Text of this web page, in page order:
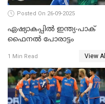
Posted On 26-09-2025
ഏഷ്യാകപ്പില്‍ ഇന്ത്യ-പാക്
ഫൈനല്‍ പോരാട്ടം
1 Min Read View All